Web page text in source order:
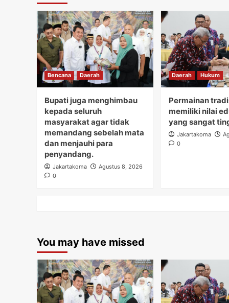
Bencana Daerah
Bupati juga menghimbau
kepada seluruh
masyarakat agar tidak
memandang sebelah mata
dan menjauhi para
penyandang.
Jakartakoma
Agustus 8, 2026
0
Daerah Hukum
Permainan
memiliki nilai
yang sangat
Jakartakoma
0
You may have missed